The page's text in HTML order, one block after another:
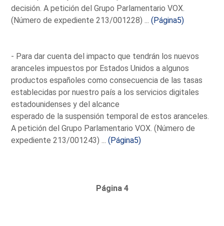
decisión. A petición del Grupo Parlamentario VOX.
(Número de expediente 213/001228) ...(Página5)
- Para dar cuenta del impacto que tendrán los nuevos
aranceles impuestos por Estados Unidos a algunos
productos españoles como consecuencia de las tasas
establecidas por nuestro país a los servicios digitales
estadounidenses y del alcance
esperado de la suspensión temporal de estos aranceles.
A petición del Grupo Parlamentario VOX. (Número de
expediente 213/001243) ...(Página5)
Página 4